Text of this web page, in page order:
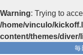
Warning: Trying to
/home/vinculo/
content/themes/diver/
毎